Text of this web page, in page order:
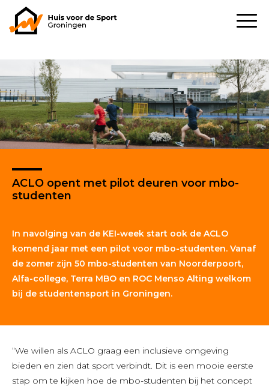
ACLO opent met pilot deuren voor mbo-
studenten
In navolging van de KEI-week start ook de ACLO
komend jaar met een pilot voor mbo-studenten. Vanaf
de zomer zijn 50 mbo-studenten van Noorderpoort,
Alfa-college, Terra MBO en ROC Menso Alting welkom
bij de studentensport in Groningen.
“We willen als ACLO graag een inclusieve omgeving
bieden en zien dat sport verbindt. Dit is een mooie eerste
stap om te kijken hoe de mbo-studenten bij het concept